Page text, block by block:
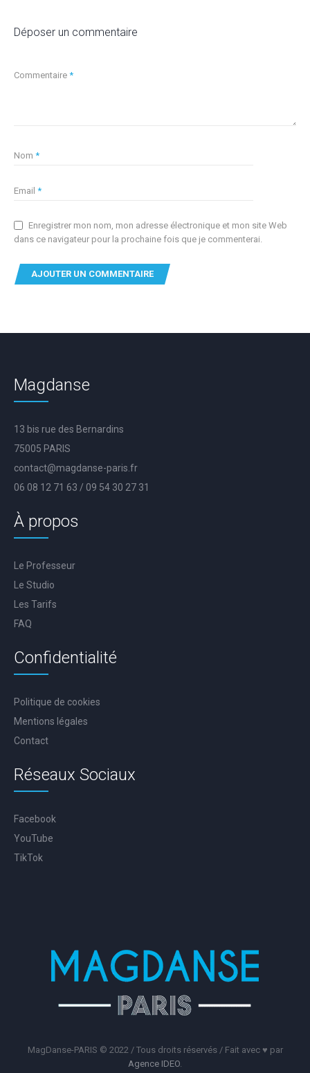
Déposer un commentaire
Commentaire *
Nom *
Email *
Enregistrer mon nom, mon adresse électronique et mon site Web
dans ce navigateur pour la prochaine fois que je commenterai.
Magdanse
13 bis rue des Bernardins
75005 PARIS
contact@magdanse-paris.fr
06 08 12 71 63 / 09 54 30 27 31
À propos
Le Professeur
Le Studio
Les Tarifs
FAQ
Confidentialité
Politique de cookies
Mentions légales
Contact
Réseaux Sociaux
Facebook
YouTube
TikTok
MagDanse-PARIS © 2022 / Tous droits réservés / Fait avec ♥️ par
Agence IDEO.